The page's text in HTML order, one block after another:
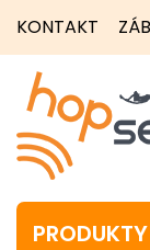
KONTAKT
PRODUKTY